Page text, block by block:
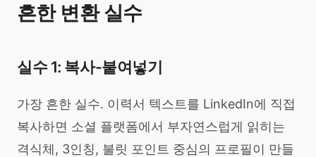
흔한 변환 실수
실수 1: 복사-붙여넣기
가장 흔한 실수. 이력서 텍스트를 LinkedIn에 직접
복사하면 소셜 플랫폼에서 부자연스럽게 읽히는
격식체, 3인칭, 불릿 포인트 중심의 프로필이 만들